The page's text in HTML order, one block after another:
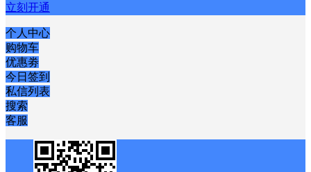
立刻开通
个人中心
购物车
优惠劵
今日签到
私信列表
搜索
客服